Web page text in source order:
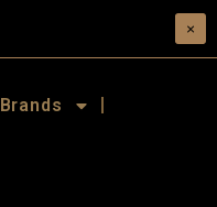
×
Brands